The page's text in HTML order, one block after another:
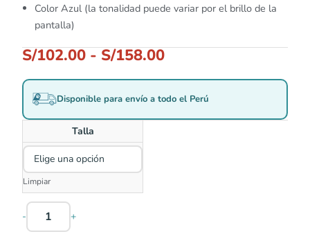
Color Azul (la tonalidad puede variar por el brillo de la
pantalla)
S/102.00 - S/158.00
Disponible para envío a todo el Perú
Talla
Limpiar
- +